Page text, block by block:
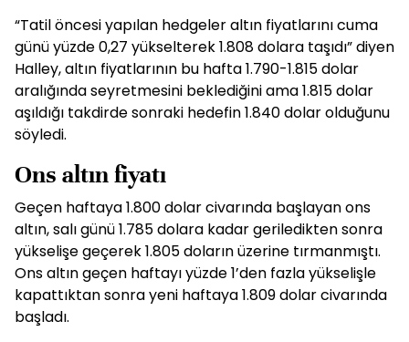
“Tatil öncesi yapılan hedgeler altın fiyatlarını cuma
günü yüzde 0,27 yükselterek 1.808 dolara taşıdı” diyen
Halley, altın fiyatlarının bu hafta 1.790-1.815 dolar
aralığında seyretmesini beklediğini ama 1.815 dolar
aşıldığı takdirde sonraki hedefin 1.840 dolar olduğunu
söyledi.
Ons altın fiyatı
Geçen haftaya 1.800 dolar civarında başlayan ons
altın, salı günü 1.785 dolara kadar geriledikten sonra
yükselişe geçerek 1.805 doların üzerine tırmanmıştı.
Ons altın geçen haftayı yüzde 1’den fazla yükselişle
kapattıktan sonra yeni haftaya 1.809 dolar civarında
başladı.